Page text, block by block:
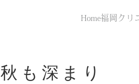
Home福岡クリ
秋も深まり